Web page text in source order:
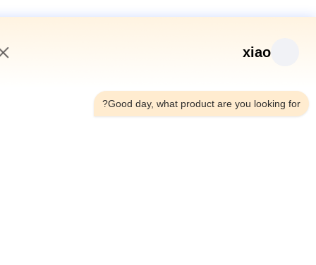
xiao
Good day, what product are you looking